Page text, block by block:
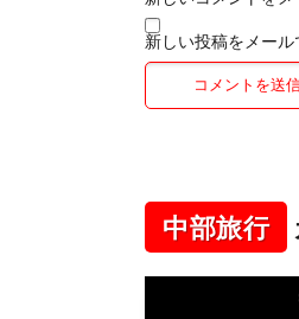
新しい投稿をメール
中部旅行